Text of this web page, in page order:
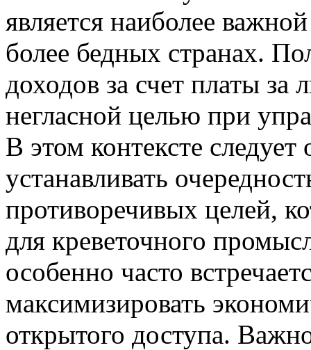
является наиболее
более бедных странах.
доходов за счет платы за
негласной целью при
В этом контексте
устанавливать
противоречивых целей,
для креветочного
особенно часто
максимизировать
открытого доступа.